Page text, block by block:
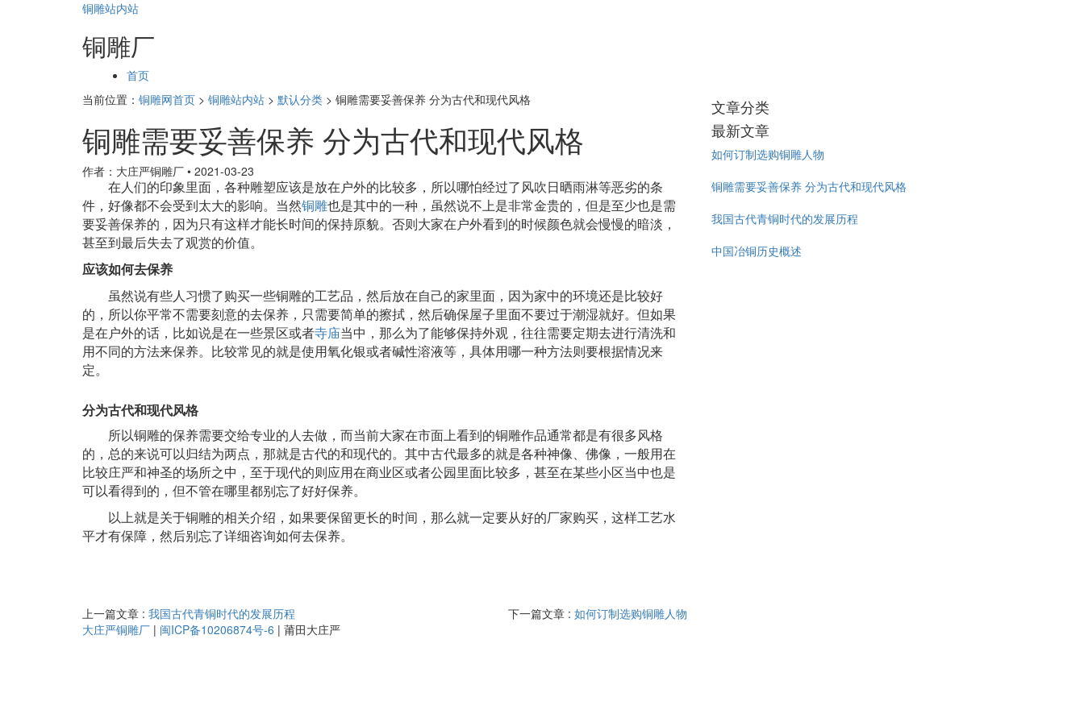
铜雕站内站
铜雕厂
面
导
首页
当前位置： 铜雕网首页 > 铜雕站内站 > 默认分类 > 铜雕需要妥善保养 分为古代和现代风格
铜雕需要妥善保养 分为古代和现代风格
作者：大庄严铜雕厂 • 2021-03-23
在人们的印象里面，各种雕塑应该是放在户外的比较多，所以哪怕经过了风吹日晒雨淋等恶劣的条
件，好像都不会受到太大的影响。当然铜雕也是其中的一种，虽然说不上是非常金贵的，但是至少也是需
要妥善保养的，因为只有这样才能长时间的保持原貌。否则大家在户外看到的时候颜色就会慢慢的暗淡，
甚至到最后失去了观赏的价值。
应该如何去保养
虽然说有些人习惯了购买一些铜雕的工艺品，然后放在自己的家里面，因为家中的环境还是比较好
的，所以你平常不需要刻意的去保养，只需要简单的擦拭，然后确保屋子里面不要过于潮湿就好。但如果
是在户外的话，比如说是在一些景区或者寺庙当中，那么为了能够保持外观，往往需要定期去进行清洗和
用不同的方法来保养。比较常见的就是使用氧化银或者碱性溶液等，具体用哪一种方法则要根据情况来
定。
分为古代和现代风格
所以铜雕的保养需要交给专业的人去做，而当前大家在市面上看到的铜雕作品通常都是有很多风格
的，总的来说可以归结为两点，那就是古代的和现代的。其中古代最多的就是各种神像 、佛像 ，一般用在
比较庄严和神圣的场所之中，至于现代的则应用在商业区或者公园里面比较多，甚至在某些小区当中也是
可以看得到的，但不管在哪里都别忘了好好保养。
以上就是关于铜雕的相关介绍，如果要保留更长的时间，那么就一定要从好的厂家购买，这样工艺水
平才有保障，然后别忘了详细咨询如何去保养。
上一篇文章 : 我国古代青铜时代的发展历程 下一篇文章 : 如何订制选购铜雕人物
文章分类
最新文章
如何订制选购铜雕人物
铜雕需要妥善保养 分为古代和现代风格
我国古代青铜时代的发展历程
中国冶铜历史概述
大庄严铜雕厂 | 闽ICP备10206874号-6 | 莆田大庄严